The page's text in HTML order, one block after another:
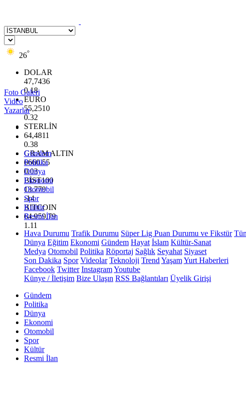
26°
DOLAR
47,7436
0.18
EURO
55,2510
0.32
STERLİN
64,4811
0.38
GRAM ALTIN
6660.55
0.03
BİST100
13.779
-14
BITCOIN
64.959,79
1.11
Foto Galeri
Video
Yazarlar
Gündem
Politika
Dünya
Ekonomi
Otomobil
Spor
Kültür
Resmi İlan
Hava Durumu Trafik Durumu Süper Lig Puan Durumu ve Fikstür
Dünya Eğitim Ekonomi Gündem Hayat İslam Kültür-Sanat
Medya Otomobil Politika Röportaj Sağlık Seyahat Siyaset
Son Dakika Spor Videolar Teknoloji Trend YaşamYurt Haberleri
Facebook Twitter InstagramYoutube
Künye / İletişim Bize Ulaşın RSS Bağlantıları Üyelik Girişi
Gündem
Politika
Dünya
Ekonomi
Otomobil
Spor
Kültür
Resmi İlan